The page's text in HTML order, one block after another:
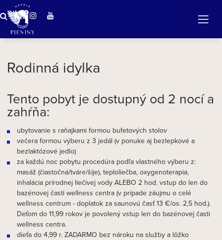
Rodinná idylka
Tento pobyt je dostupný od 2 nocí a
zahŕňa:
ubytovanie s raňajkami formou bufetových stolov
večera formou výberu z 3 jedál (v ponuke aj bezlepkové a
bezlaktózové jedlo)
za každú noc pobytu procedúra podľa vlastného výberu z:
masáž (čiastočná/tváre/šije), teploliečba, oxygenoterapia,
inhalácia prírodnej liečivej vody ALEBO 2 hod. vstup do len do
bazénovej časti wellness centra (v prípade záujmu o celé
wellness centrum - doplatok za saunovú časť 13 €/os. 2,5 hod.).
Deťom do 11,99 rokov je povolený vstup len do bazénovej časti
wellness centra.
dieťa do 4,99 r. ZADARMO bez nároku na služby a lôžko